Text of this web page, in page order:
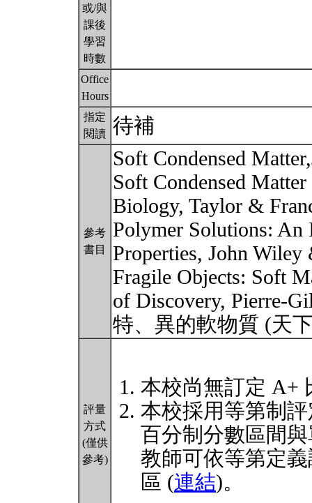
或/與
課後
學習
時數
Office
Hours
指定
閱讀 待補
參考
書目
Soft Condensed
Soft Condensed
Biology, Taylor &
Polymer Solutions: An
Properties, John Wiley
Fragile Objects: Soft
of Discovery, Pierre-
特、異的軟物質 (天
評量
方式
(僅供
參考)
本校尚無訂定 A+
本校採用等第制
百分制分數區間
教師可依等第定
區 (連結)。